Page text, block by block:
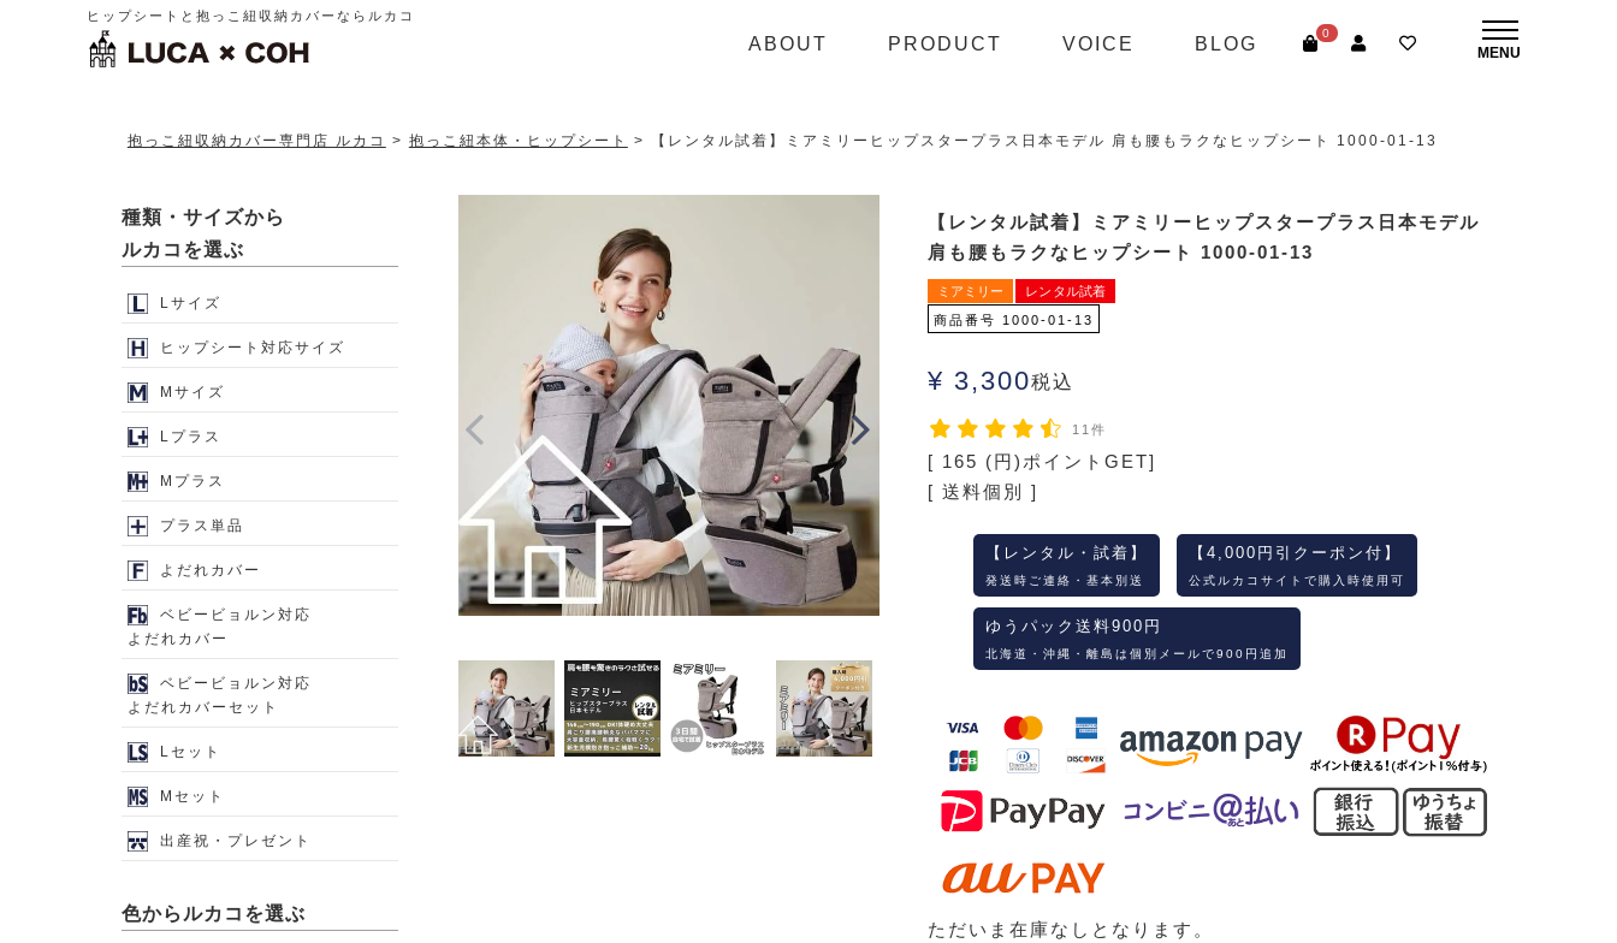
ヒップシートと抱っこ紐収納カバーならルカコ
ABOUT PRODUCT VOICE BLOG
0
抱っこ紐収納カバー専門店 ルカコ 抱っこ紐本体・ヒップシート 【レンタル試着】ミアミリーヒップスタープラス日本モデル 肩も腰もラクなヒップシート 1000-01-13
【レンタル試着】ミアミリーヒップスタープラス日本モデル
肩も腰もラクなヒップシート 1000-01-13
ミアミリー
レンタル試着
商品番号
1000-01-13
¥ 3,300税込
11件
[ 165 (円)ポイントGET]
送料個別
【レンタル・試着】
発送時ご連絡・基本別送
【4,000円引クーポン付】
公式ルカコサイトで購入時使用可
ゆうパック送料900円
北海道・沖縄・離島は個別メールで900円追加
ただいま在庫なしとなります。
種類・サイズから
ルカコを選ぶ
Lサイズ
ヒップシート対応サイズ
Mサイズ
Lプラス
Mプラス
プラス単品
よだれカバー
ベビービョルン対応
よだれカバー
ベビービョルン対応
よだれカバーセット
Lセット
Mセット
出産祝・プレゼント
色からルカコを選ぶ